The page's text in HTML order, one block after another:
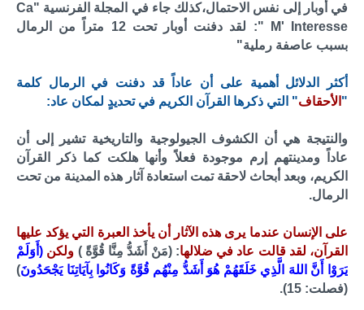
في أوبار إلى نفس الاحتمال،كذلك جاء في المجلة الفرنسية "Ca
M' Interesse ": لقد دفنت أوبار تحت 12 متراً من الرمال
بسبب عاصفة رملية"
أكثر الدلائل أهمية على أن عاداً قد دفنت في الرمال كلمة
" الأحقاف" التي ذكرها القرآن الكريم في تحديدٍ لمكان عاد:
والنتيجة هي أن الكشوف الجيولوجية والتاريخية تشير إلى أن
عاداً ومدينتهم إرم موجودة فعلاً وأنها هلكت كما ذكر القرآن
الكريم، وبعد أبحاث لاحقة تمت استعادة آثار هذه المدينة من تحت
الرمال.
على الإنسان عندما يرى هذه الآثار أن يأخذ العبرة التي يؤكد عليها
القرآن، لقد قالت عاد في ضلالها: (مَنْ أَشَدُّ مِنَّا قُوَّةً ) ولكن (أَوَلَمْ
يَرَوْا أَنَّ اللهَ الَّذِي خَلَقَهُمْ هُوَ أَشَدُّ مِنْهُم قُوَّةً وَكَانُوا بِآيَاتِنَا يَجْحَدُونَ)
(فصلت: 15).